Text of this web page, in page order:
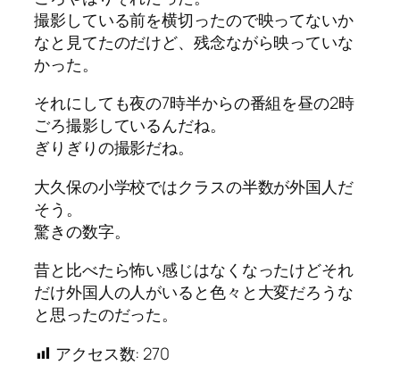
撮影している前を横切ったので映ってないか
なと見てたのだけど、残念ながら映っていな
かった。
それにしても夜の7時半からの番組を昼の2時
ごろ撮影しているんだね。
ぎりぎりの撮影だね。
大久保の小学校ではクラスの半数が外国人だ
そう。
驚きの数字。
昔と比べたら怖い感じはなくなったけどそれ
だけ外国人の人がいると色々と大変だろうな
と思ったのだった。
アクセス数: 270